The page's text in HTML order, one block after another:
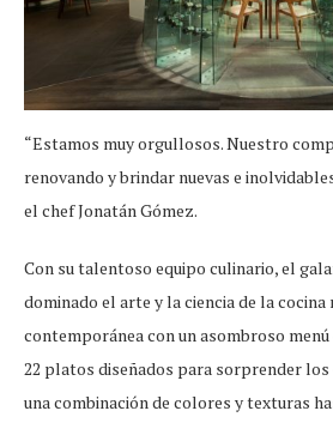
“Estamos muy orgullosos. Nuestro
renovando y brindar nuevas e
el chef Jonatán Gómez.
Con su talentoso equipo culinario, el
dominado el arte y la ciencia de la cocina
contemporánea con un asombroso menú
22 platos diseñados para sorprender los
una combinación de colores y texturas